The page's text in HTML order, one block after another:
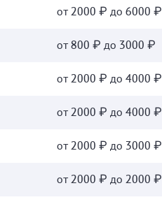
от 2000 ₽ до 6000 ₽
от 800 ₽ до 3000 ₽
от 2000 ₽ до 4000 ₽
от 2000 ₽ до 4000 ₽
от 2000 ₽ до 3000 ₽
от 2000 ₽ до 2000 ₽